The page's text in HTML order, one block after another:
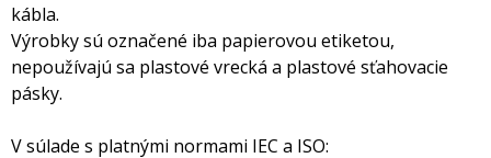
kábla.
Výrobky sú označené iba papierovou etiketou,
nepoužívajú sa plastové vrecká a plastové sťahovacie
pásky.
V súlade s platnými normami IEC a ISO: